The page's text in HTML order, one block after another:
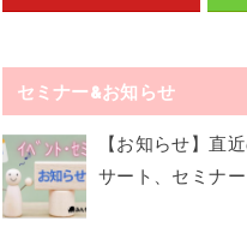
セミナー&お知らせ
【お知らせ】直
サート、セミナ